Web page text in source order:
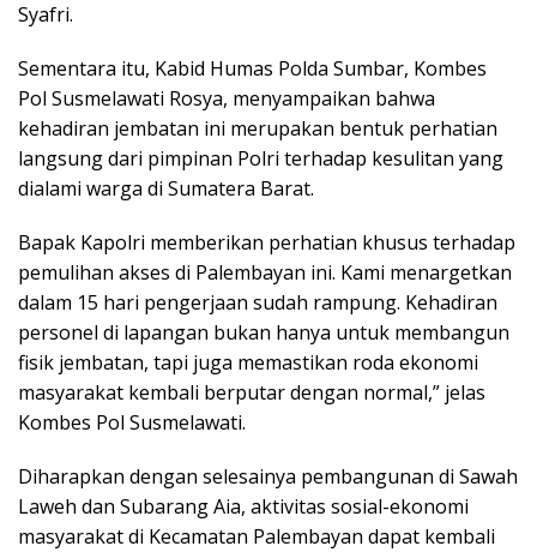
Syafri.
Sementara itu, Kabid Humas Polda Sumbar, Kombes
Pol Susmelawati Rosya, menyampaikan bahwa
kehadiran jembatan ini merupakan bentuk perhatian
langsung dari pimpinan Polri terhadap kesulitan yang
dialami warga di Sumatera Barat.
Bapak Kapolri memberikan perhatian khusus terhadap
pemulihan akses di Palembayan ini. Kami menargetkan
dalam 15 hari pengerjaan sudah rampung. Kehadiran
personel di lapangan bukan hanya untuk membangun
fisik jembatan, tapi juga memastikan roda ekonomi
masyarakat kembali berputar dengan normal,” jelas
Kombes Pol Susmelawati.
Diharapkan dengan selesainya pembangunan di Sawah
Laweh dan Subarang Aia, aktivitas sosial-ekonomi
masyarakat di Kecamatan Palembayan dapat kembali